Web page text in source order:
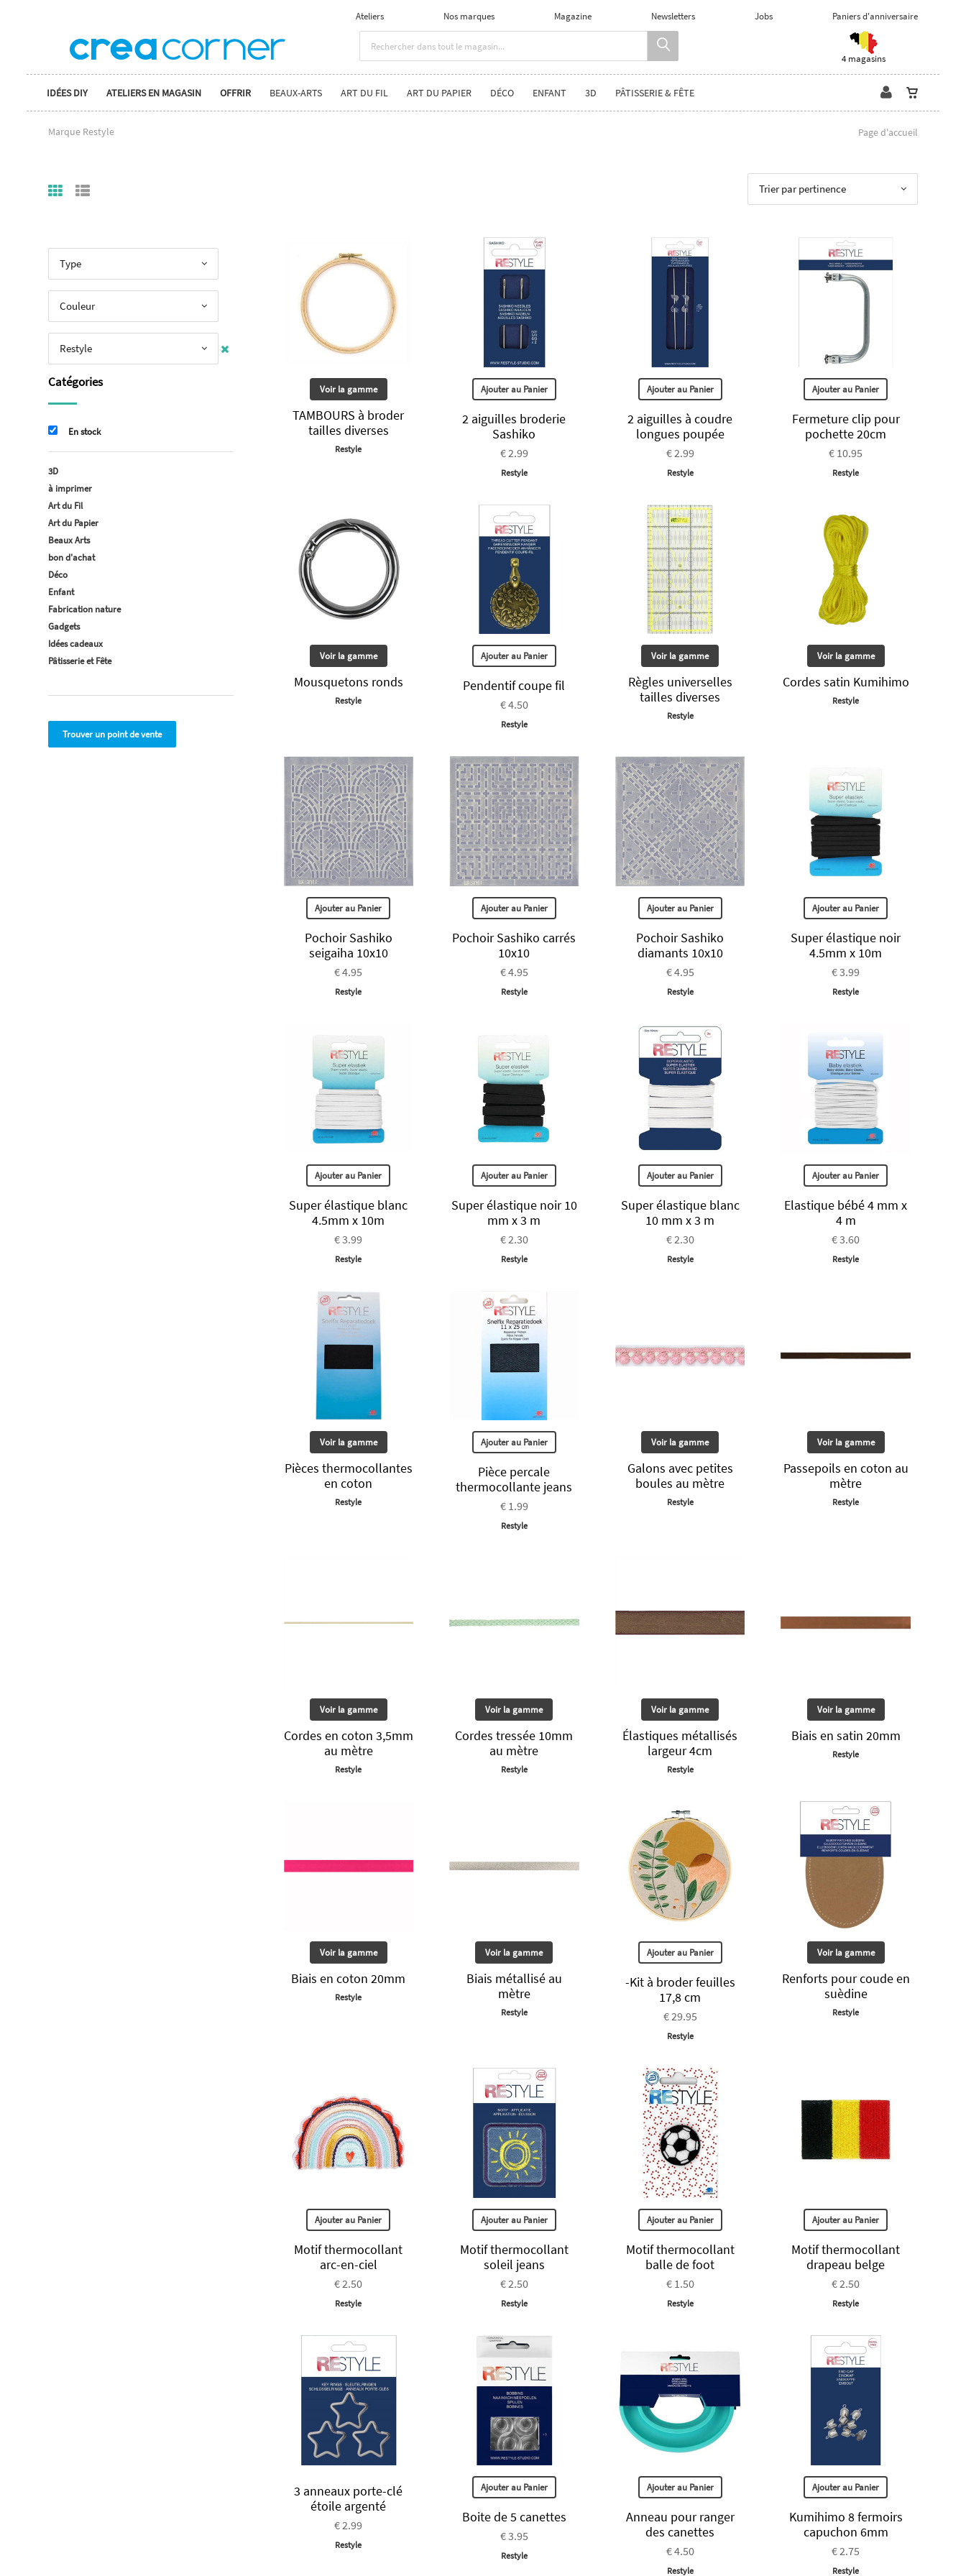
Ateliers Nos marques Magazine Newsletters Jobs Paniers d'anniversaire
4 magasins
IDÉES DIY ATELIERS EN MAGASIN OFFRIR BEAUX-ARTS ART DU FIL ART DU PAPIER DÉCO ENFANT 3D PÂTISSERIE & FÊTE
Marque Restyle Page d'accueil
Trier par pertinence
Voir la gamme
TAMBOURS à broder
tailles diverses
Restyle
Ajouter au Panier
2 aiguilles broderie
Sashiko
€ 2.99
Restyle
Ajouter au Panier
2 aiguilles à coudre
longues poupée
€ 2.99
Restyle
Ajouter au Panier
Fermeture clip pour
pochette 20cm
€ 10.95
Restyle
Voir la gamme
Mousquetons ronds
Restyle
Ajouter au Panier
Pendentif coupe fil
€ 4.50
Restyle
Voir la gamme
Règles universelles
tailles diverses
Restyle
Voir la gamme
Cordes satin Kumihimo
Restyle
Ajouter au Panier
Pochoir Sashiko
seigaiha 10x10
€ 4.95
Restyle
Ajouter au Panier
Pochoir Sashiko carrés
10x10
€ 4.95
Restyle
Ajouter au Panier
Pochoir Sashiko
diamants 10x10
€ 4.95
Restyle
Ajouter au Panier
Super élastique noir
4.5mm x 10m
€ 3.99
Restyle
Ajouter au Panier
Super élastique blanc
4.5mm x 10m
€ 3.99
Restyle
Ajouter au Panier
Super élastique noir 10
mm x 3 m
€ 2.30
Restyle
Ajouter au Panier
Super élastique blanc
10 mm x 3 m
€ 2.30
Restyle
Ajouter au Panier
Elastique bébé 4 mm x
4 m
€ 3.60
Restyle
Voir la gamme
Pièces thermocollantes
en coton
Restyle
Ajouter au Panier
Pièce percale
thermocollante jeans
€ 1.99
Restyle
Voir la gamme
Galons avec petites
boules au mètre
Restyle
Voir la gamme
Passepoils en coton au
mètre
Restyle
Voir la gamme
Cordes en coton 3,5mm
au mètre
Restyle
Voir la gamme
Cordes tressée 10mm
au mètre
Restyle
Voir la gamme
Élastiques métallisés
largeur 4cm
Restyle
Voir la gamme
Biais en satin 20mm
Restyle
Voir la gamme
Biais en coton 20mm
Restyle
Voir la gamme
Biais métallisé au
mètre
Restyle
Ajouter au Panier
-Kit à broder feuilles
17,8 cm
€ 29.95
Restyle
Voir la gamme
Renforts pour coude en
suèdine
Restyle
Ajouter au Panier
Motif thermocollant
arc-en-ciel
€ 2.50
Restyle
Ajouter au Panier
Motif thermocollant
soleil jeans
€ 2.50
Restyle
Ajouter au Panier
Motif thermocollant
balle de foot
€ 1.50
Restyle
Ajouter au Panier
Motif thermocollant
drapeau belge
€ 2.50
Restyle
3 anneaux porte-clé
étoile argenté
€ 2.99
Restyle
Ajouter au Panier
Boite de 5 canettes
€ 3.95
Restyle
Ajouter au Panier
Anneau pour ranger
des canettes
€ 4.50
Restyle
Ajouter au Panier
Kumihimo 8 fermoirs
capuchon 6mm
€ 2.75
Restyle
Type
Couleur
Restyle
Catégories
En stock
3D
à imprimer
Art du Fil
Art du Papier
Beaux Arts
bon d'achat
Déco
Enfant
Fabrication nature
Gadgets
Idées cadeaux
Pâtisserie et Fête
Trouver un point de vente